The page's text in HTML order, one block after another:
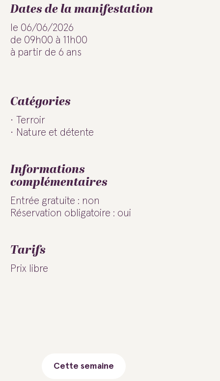
Dates de la manifestation
le 06/06/2026
de 09h00 à 11h00
à partir de 6 ans
Catégories
Terroir
Nature et détente
Informations
complémentaires
Entrée gratuite : non
Réservation obligatoire : oui
Tarifs
Prix libre
Cette semaine